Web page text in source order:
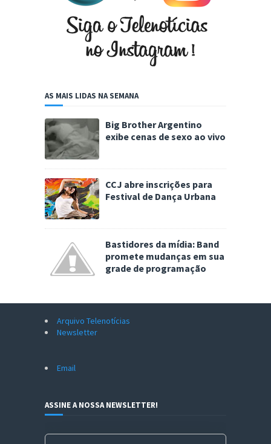
AS MAIS LIDAS NA SEMANA
Big Brother Argentino
exibe cenas de sexo ao vivo
CCJ abre inscrições para
Festival de Dança Urbana
Bastidores da mídia: Band
promete mudanças em sua
grade de programação
Arquivo Telenotícias
Newsletter
Email
ASSINE A NOSSA NEWSLETTER!